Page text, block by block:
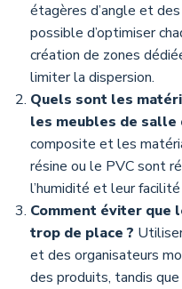
étagères d’angle et
possible d’optimiser
création de zones
limiter la dispersion.
Quels sont les
les meubles de salle
composite et les
résine ou le PVC sont
l’humidité et leur facilité
Comment éviter que
trop de place ?
et des organisateurs
des produits, tandis